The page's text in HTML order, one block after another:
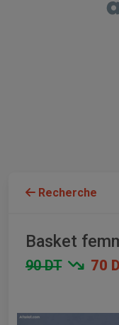
Recherche
Basket
90 DT 70